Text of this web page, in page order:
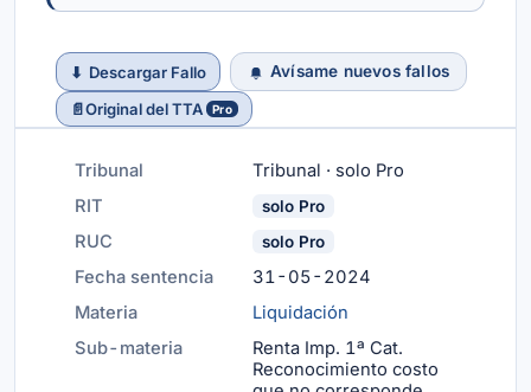
⬇ Descargar Fallo
Avísame nuevos fallos
📄Original del TTA Pro
Tribunal
Tribunal · solo Pro
RIT
solo Pro
RUC solo Pro
Fecha sentencia
31-05-2024
Materia
Liquidación
Sub-materia
Renta Imp. 1ª Cat.
Reconocimiento costo